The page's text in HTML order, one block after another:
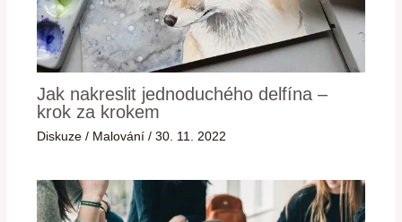
Jak nakreslit jednoduchého delfína –
krok za krokem
Diskuze / Malování /30. 11. 2022